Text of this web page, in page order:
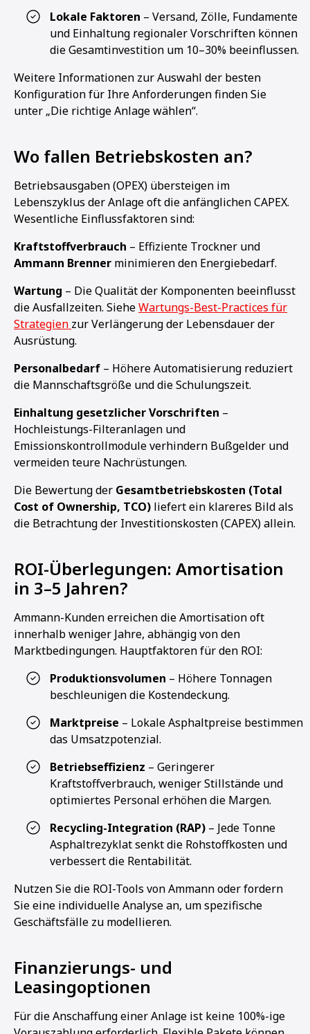
Lokale Faktoren – Versand, Zölle, Fundamente
und Einhaltung regionaler Vorschriften können
die Gesamtinvestition um 10–30% beeinflussen.
Weitere Informationen zur Auswahl der besten
Konfiguration für Ihre Anforderungen finden Sie
unter „Die richtige Anlage wählen“.
Wo fallen Betriebskosten an?
Betriebsausgaben (OPEX) übersteigen im
Lebenszyklus der Anlage oft die anfänglichen CAPEX.
Wesentliche Einflussfaktoren sind:
Kraftstoffverbrauch – Effiziente Trockner und
Ammann Brenner minimieren den Energiebedarf.
Wartung – Die Qualität der Komponenten beeinflusst
die Ausfallzeiten. SieheWartungs-Best-Practices für
Strategien zur Verlängerung der Lebensdauer der
Ausrüstung.
Personalbedarf – Höhere Automatisierung reduziert
die Mannschaftsgröße und die Schulungszeit.
Einhaltung gesetzlicher Vorschriften –
Hochleistungs-Filteranlagen und
Emissionskontrollmodule verhindern Bußgelder und
vermeiden teure Nachrüstungen.
Die Bewertung der Gesamtbetriebskosten (Total
Cost of Ownership, TCO) liefert ein klareres Bild als
die Betrachtung der Investitionskosten (CAPEX) allein.
ROI-Überlegungen: Amortisation
in 3–5 Jahren?
Ammann-Kunden erreichen die Amortisation oft
innerhalb weniger Jahre, abhängig von den
Marktbedingungen. Hauptfaktoren für den ROI:
Produktionsvolumen – Höhere Tonnagen
beschleunigen die Kostendeckung.
Marktpreise – Lokale Asphaltpreise bestimmen
das Umsatzpotenzial.
Betriebseffizienz – Geringerer
Kraftstoffverbrauch, weniger Stillstände und
optimiertes Personal erhöhen die Margen.
Recycling-Integration (RAP) – Jede Tonne
Asphaltrezyklat senkt die Rohstoffkosten und
verbessert die Rentabilität.
Nutzen Sie die ROI-Tools von Ammann oder fordern
Sie eine individuelle Analyse an, um spezifische
Geschäftsfälle zu modellieren.
Finanzierungs- und
Leasingoptionen
Für die Anschaffung einer Anlage ist keine 100%-ige